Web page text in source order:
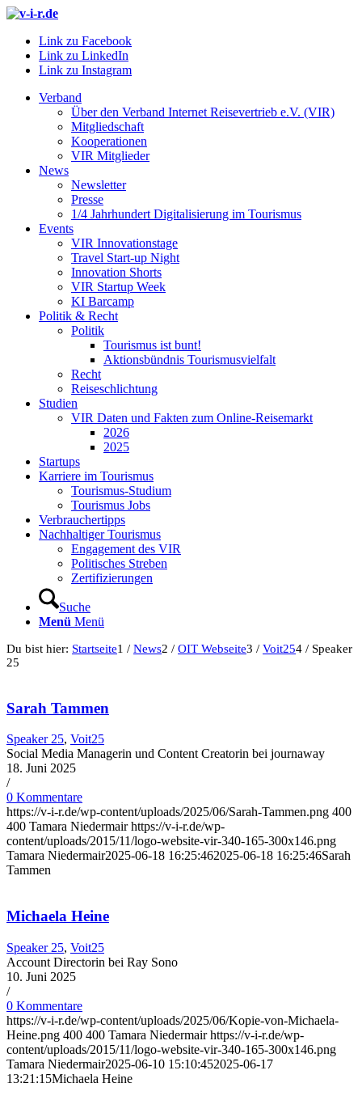
Link zu Facebook
Link zu LinkedIn
Link zu Instagram
Verband
Über den Verband Internet Reisevertrieb e.V. (VIR)
Mitgliedschaft
Kooperationen
VIR Mitglieder
News
Newsletter
Presse
1/4 Jahrhundert Digitalisierung im Tourismus
Events
VIR Innovationstage
Travel Start-up Night
Innovation Shorts
VIR Startup Week
KI Barcamp
Politik & Recht
Politik
Tourismus ist bunt!
Aktionsbündnis Tourismusvielfalt
Recht
Reiseschlichtung
Studien
VIR Daten und Fakten zum Online-Reisemarkt
2026
2025
Startups
Karriere im Tourismus
Tourismus-Studium
Tourismus Jobs
Verbrauchertipps
Nachhaltiger Tourismus
Engagement des VIR
Politisches Streben
Zertifizierungen
Suche
Menü Menü
Du bist hier: Startseite1 / News2 / OIT Webseite3 / Voit254 / Speaker
25
Sarah Tammen
Speaker 25, Voit25
Social Media Managerin und Content Creatorin bei journaway
18. Juni 2025
/
0 Kommentare
https://v-i-r.de/wp-content/uploads/2025/06/Sarah-Tammen.png 400
400 Tamara Niedermair https://v-i-r.de/wp-
content/uploads/2015/11/logo-website-vir-340-165-300x146.png
Tamara Niedermair2025-06-18 16:25:462025-06-18 16:25:46Sarah
Tammen
Michaela Heine
Speaker 25, Voit25
Account Directorin bei Ray Sono
10. Juni 2025
/
0 Kommentare
https://v-i-r.de/wp-content/uploads/2025/06/Kopie-von-Michaela-
Heine.png 400 400 Tamara Niedermair https://v-i-r.de/wp-
content/uploads/2015/11/logo-website-vir-340-165-300x146.png
Tamara Niedermair2025-06-10 15:10:452025-06-17
13:21:15Michaela Heine